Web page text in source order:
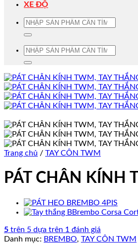
XE ĐỘ
Tìm
Tìm
Trang chủ / TAY CÔN TWM
PÁT CHÂN KÍNH
5 trên 5 dựa trên 1 đánh giá
Danh mục: BREMBO, TAY CÔN TWM